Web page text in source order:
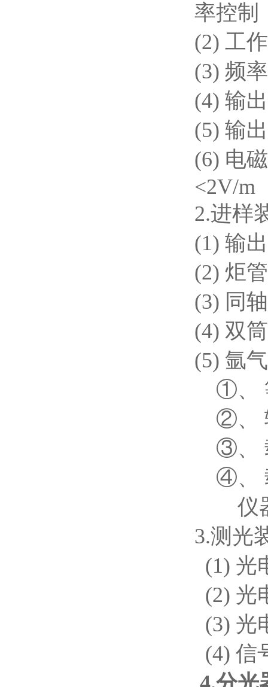
率控制
(2) 工
(3) 频
(4) 输
(5) 输
(6) 电
<2V/m
2.进样
(1) 输
(2) 炬
(3) 同
(4) 双
(5) 氩
①、
②、
③、
④、
仪器
3.测光
(1) 光
(2) 光
(3) 光
(4) 信